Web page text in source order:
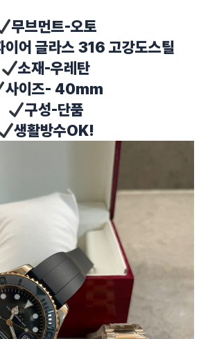
무브먼트-오토
이어 글라스 316 고강도스틸
소재-우레탄
사이즈- 40mm
구성-단품
생활방수OK!